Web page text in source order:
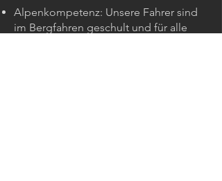
Alpenkompetenz: Unsere Fahrer sind
im Bergfahren geschult und für alle